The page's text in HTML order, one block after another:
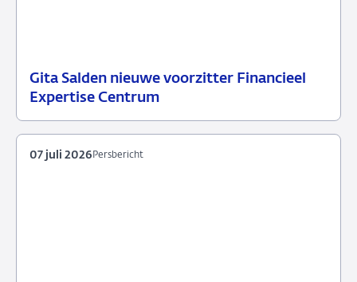
Gita Salden nieuwe voorzitter Financieel
Expertise Centrum
07
Nieuws
Persbericht
07 juli 2026